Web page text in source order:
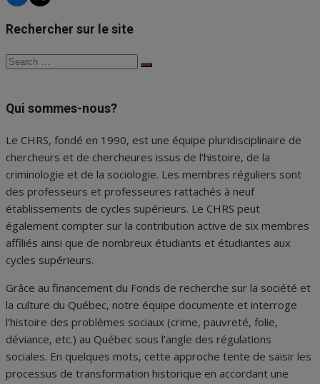
Rechercher sur le site
Search
Search
Qui sommes-nous?
Le CHRS, fondé en 1990, est une équipe pluridisciplinaire de
chercheurs et de chercheures issus de l’histoire, de la
criminologie et de la sociologie. Les membres réguliers sont
des professeurs et professeures rattachés à neuf
établissements de cycles supérieurs. Le CHRS peut
également compter sur la contribution active de six membres
affiliés ainsi que de nombreux étudiants et étudiantes aux
cycles supérieurs.
Grâce au financement du Fonds de recherche sur la société et
la culture du Québec, notre équipe documente et interroge
l’histoire des problèmes sociaux (crime, pauvreté, folie,
déviance, etc.) au Québec sous l’angle des régulations
sociales. En quelques mots, cette approche tente de saisir les
processus de transformation historique en accordant une